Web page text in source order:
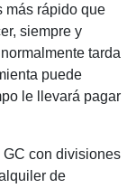
más rápido que
siempre y
tarda
puede
le llevará pagar
GC con divisiones
de